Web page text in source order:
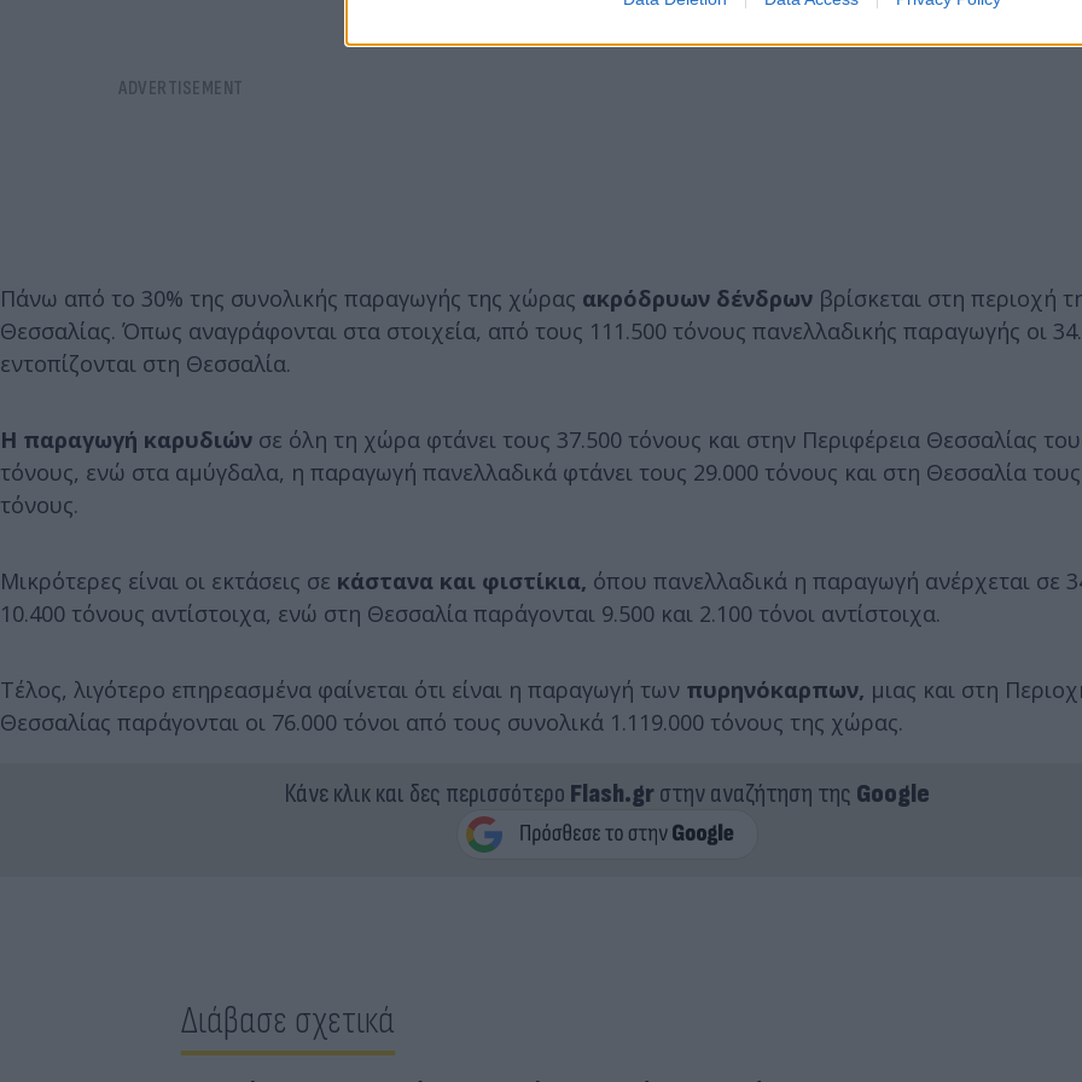
Πάνω από το 30% της συνολικής παραγωγής της χώρας ακρόδρυων δένδρων βρίσκεται στη περιοχή
Θεσσαλίας. Όπως αναγράφονται στα στοιχεία, από τους 111.500 τόνους πανελλαδικής παραγωγής οι
εντοπίζονται στη Θεσσαλία.
Η παραγωγή καρυδιών σε όλη τη χώρα φτάνει τους 37.500 τόνους και στην Περιφέρεια Θεσσαλίας
τόνους, ενώ στα αμύγδαλα, η παραγωγή πανελλαδικά φτάνει τους 29.000 τόνους και στη Θεσσαλία
τόνους.
Μικρότερες είναι οι εκτάσεις σε κάστανα και φιστίκια, όπου πανελλαδικά η παραγωγή ανέρχεται σε
10.400 τόνους αντίστοιχα, ενώ στη Θεσσαλία παράγονται 9.500 και 2.100 τόνοι αντίστοιχα.
Τέλος, λιγότερο επηρεασμένα φαίνεται ότι είναι η παραγωγή των πυρηνόκαρπων, μιας και στη
Θεσσαλίας παράγονται οι 76.000 τόνοι από τους συνολικά 1.119.000 τόνους της χώρας.
Κάνε κλικ και δες περισσότερο Flash.grστην αναζήτηση της Google
Διάβασε σχετικά